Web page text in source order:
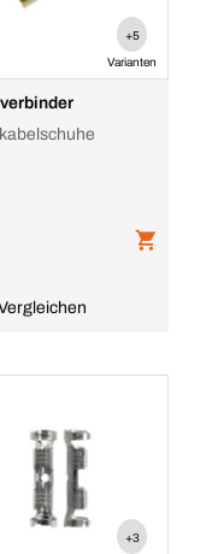
+5
Varianten
+3